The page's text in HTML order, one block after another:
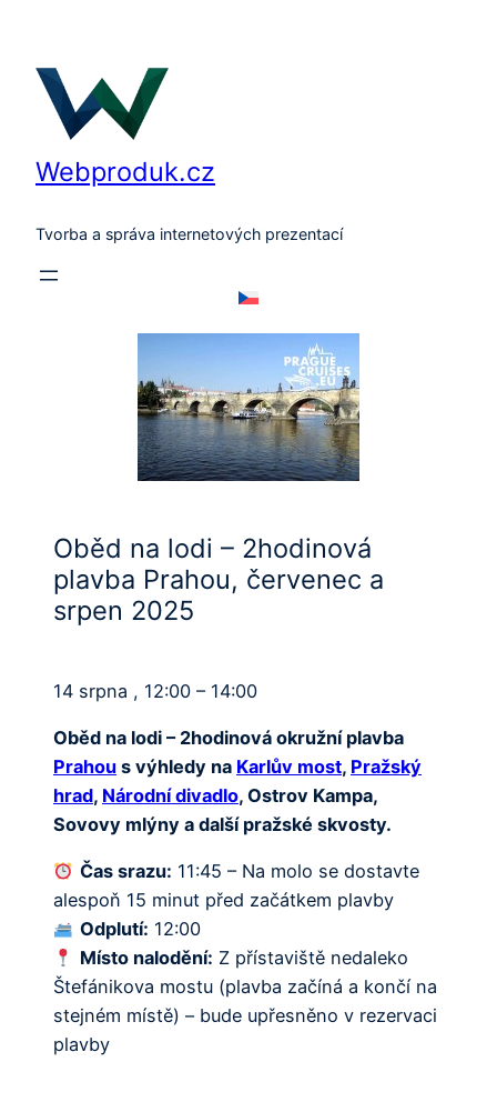
obsah
Webproduk.cz
Tvorba a správa internetových prezentací
Oběd na lodi – 2hodinová
plavba Prahou, červenec a
srpen 2025
14 srpna , 12:00 – 14:00
Oběd na lodi – 2hodinová okružní plavba
Prahou s výhledy na Karlův most, Pražský
hrad, Národní divadlo, Ostrov Kampa,
Sovovy mlýny a další pražské skvosty.
Čas srazu: 11:45 – Na molo se dostavte
alespoň 15 minut před začátkem plavby
Odplutí: 12:00
Místo nalodění: Z přístaviště nedaleko
Štefánikova mostu (plavba začíná a končí na
stejném místě) – bude upřesněno v rezervaci
plavby